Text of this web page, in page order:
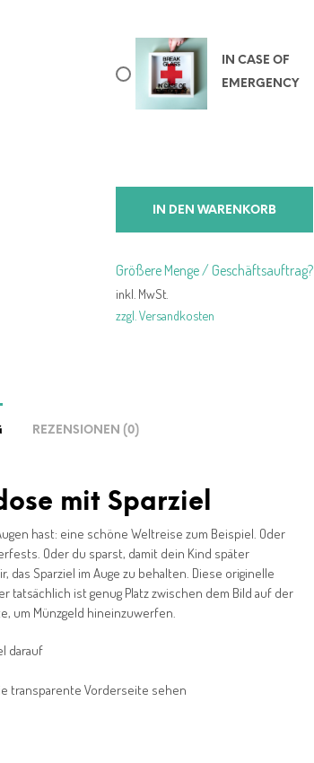
IN CASE OF
EMERGENCY
IN DEN WARENKORB
Größere Menge / Geschäftsauftrag?
inkl. MwSt.
zzgl. Versandkosten
REZENSIONEN (0)
mit Sparziel
hast: eine schöne Weltreise zum Beispiel. Oder
Oder du sparst, damit dein Kind später
das Sparziel im Auge zu behalten. Diese originelle
tatsächlich ist genug Platz zwischen dem Bild auf der
um Münzgeld hineinzuwerfen.
darauf
transparente Vorderseite sehen